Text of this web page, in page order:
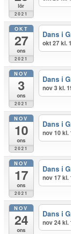
lör
2021
OKT
27
ons
2021
Dans i
okt 27 kl.
NOV
3
ons
2021
Dans i
nov 3 kl.
NOV
10
ons
2021
Dans i
nov 10 kl.
NOV
17
ons
2021
Dans i
nov 17 kl.
NOV
24
ons
Dans i
nov 24 kl.